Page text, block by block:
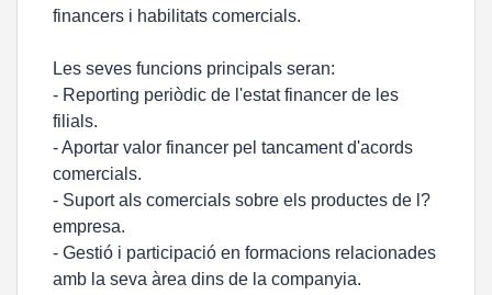
financers i habilitats comercials.
Les seves funcions principals seran:
- Reporting periòdic de l'estat financer de les
filials.
- Aportar valor financer pel tancament d'acords
comercials.
- Suport als comercials sobre els productes de l?
empresa.
- Gestió i participació en formacions relacionades
amb la seva àrea dins de la companyia.